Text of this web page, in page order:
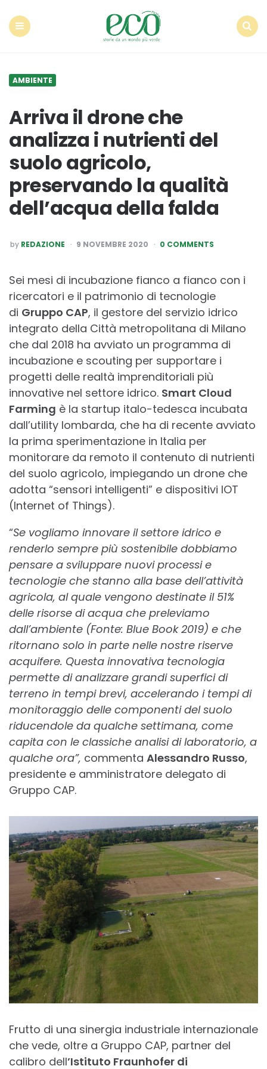
AMBIENTE
Arriva il drone che
analizza i nutrienti del
suolo agricolo,
preservando la qualità
dell’acqua della falda
POSTED
BY
by REDAZIONE 9 NOVEMBRE 2020 0 COMMENTS
Sei mesi di incubazione fianco a fianco con i
ricercatori e il patrimonio di tecnologie
di Gruppo CAP, il gestore del servizio idrico
integrato della Città metropolitana di Milano
che dal 2018 ha avviato un programma di
incubazione e scouting per supportare i
progetti delle realtà imprenditoriali più
innovative nel settore idrico. Smart Cloud
Farming è la startup italo-tedesca incubata
dall’utility lombarda, che ha di recente avviato
la prima sperimentazione in Italia per
monitorare da remoto il contenuto di nutrienti
del suolo agricolo, impiegando un drone che
adotta “sensori intelligenti” e dispositivi IOT
(Internet of Things).
“Se vogliamo innovare il settore idrico e
renderlo sempre più sostenibile dobbiamo
pensare a sviluppare nuovi processi e
tecnologie che stanno alla base dell’attività
agricola, al quale vengono destinate il 51%
delle risorse di acqua che preleviamo
dall’ambiente (Fonte: Blue Book 2019) e che
ritornano solo in parte nelle nostre riserve
acquifere. Questa innovativa tecnologia
permette di analizzare grandi superfici di
terreno in tempi brevi, accelerando i tempi di
monitoraggio delle componenti del suolo
riducendole da qualche settimana, come
capita con le classiche analisi di laboratorio, a
qualche ora”, commenta Alessandro Russo,
presidente e amministratore delegato di
Gruppo CAP.
Frutto di una sinergia industriale internazionale
che vede, oltre a Gruppo CAP, partner del
calibro dell’Istituto Fraunhofer di